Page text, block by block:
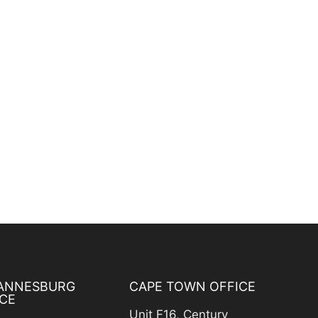
CAPE TOWN OFFICE
Unit F16, Century